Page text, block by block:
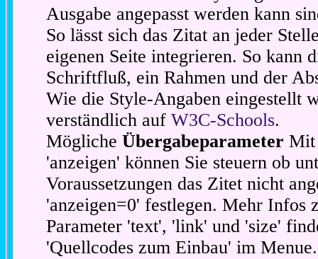
Ausgabe angepasst werden kann
So lässt sich das Zitat an jeder
eigenen Seite integrieren. So kann
Schriftfluß, ein Rahmen und der
Wie die Style-Angaben eingestellt
verständlich aufW3C-Schools.
MöglicheÜbergabeparameter Mit
'anzeigen' können Sie steuern ob
Voraussetzungen das Zitet nicht
'anzeigen=0' festlegen. Mehr Infos
Parameter 'text', 'link' und 'size'
'Quellcodes zum Einbau' im Menue.